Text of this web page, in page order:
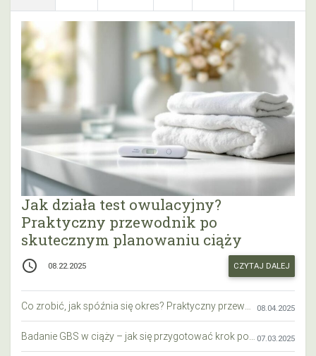
Jak działa test owulacyjny?
Praktyczny przewodnik po
skutecznym planowaniu ciąży
access_time 08.22.2025 CZYTAJ DALEJ
08.04.2025
07.03.2025